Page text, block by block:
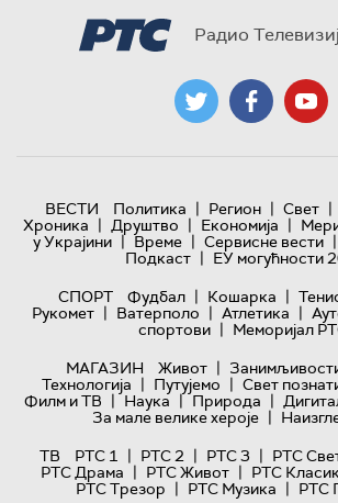
Радио
ВЕСТИ Политика | Регион | Свет |
Хроника | Друштво | Економија |
у Украјини | Време | Сервисне вести |
Подкаст | ЕУ могућности
СПОРТ
Фудбал | Кошарка |
Рукомет | Ватерполо | Атлетика |
спортови | Меморијал
МАГАЗИН
Живот |
Технологијa | Путујемо | Свет
Филм и ТВ | Наука | Природа |
За мале велике хероје |
ТВ
РТС 1 | РТС 2 | РТС 3 | РТС
РТС Драма | РТС Живот | РТС
РТС Трезор | РТС Музика | РТС